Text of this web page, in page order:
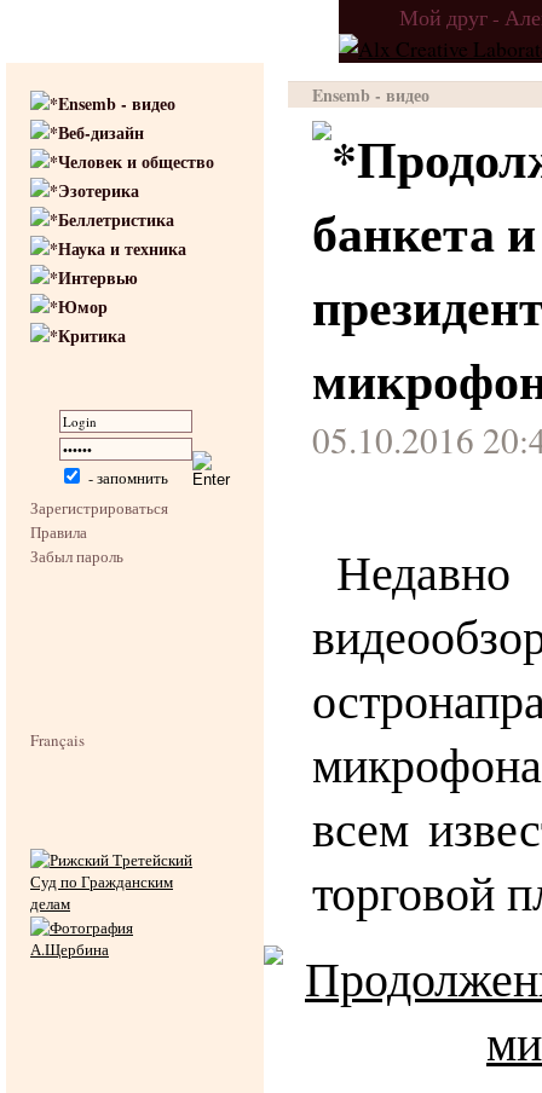
Мой друг -
Ensemb - видео
Веб-дизайн
Человек и общество
Эзотерика
Беллетристика
Наука и техника
Интервью
Юмор
Критика
- запомнить
Зарегистрироваться
Правила
Забыл пароль
Français
Ensemb - видео
банкета
05.10.2016
Недавно
всем
торговой